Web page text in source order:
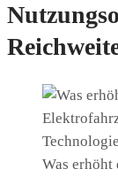
Was erhöht